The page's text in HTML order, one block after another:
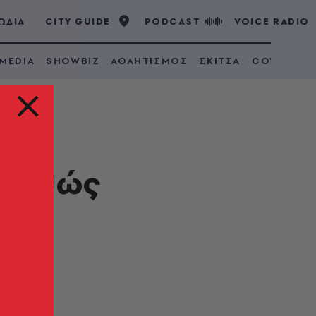
CITY GUIDE PODCAST VOICE RADIO
SHOWBIZ ΑΘΛΗΤΙΣΜΟΣ ΣΚΙΤΣΑ COVID 19